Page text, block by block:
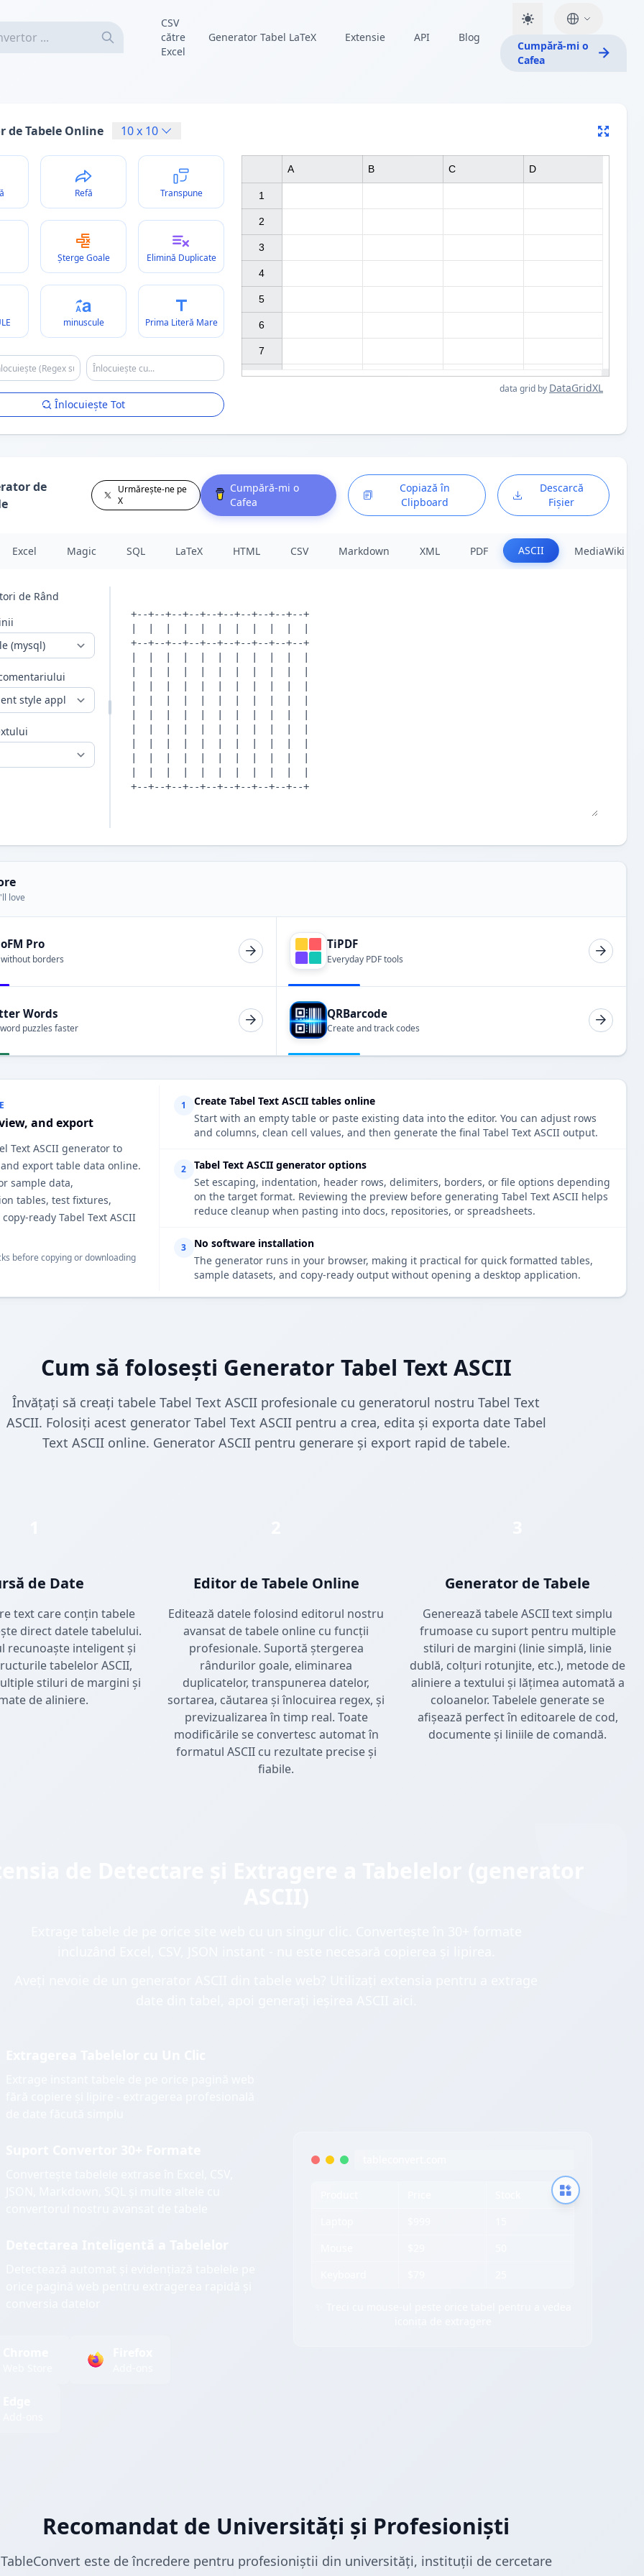
CSV
către
Excel
Generator Tabel LaTeX Extensie API Blog
Cumpără-mi o
Cafea
de Tabele Online 10x 10
Refă Transpune
Șterge Goale Elimină Duplicate
minuscule Prima Literă Mare
Înlocuiește Tot
data grid by DataGridXL
1
2
3
4
5
6
7
A B C D
de
Urmărește-ne pe
X
Cumpără-mi o
Cafea
Copiază în
Clipboard
Descarcă
Fișier
Excel Magic SQL LaTeX HTML CSV Markdown XML PDF ASCII MediaWiki
de Rând
love
Pro
borders
TiPDF
Everyday PDF tools
Words
puzzles faster
QRBarcode
Create and track codes
and export
Text ASCII generator to
export table data online.
sample data,
tables, test fixtures,
ready Tabel Text ASCII
before copying or downloading
1
Create Tabel Text ASCII tables online
Start with an empty table or paste existing data into the editor. You can adjust rows
and columns, clean cell values, and then generate the final Tabel Text ASCII output.
2
Tabel Text ASCII generator options
Set escaping, indentation, header rows, delimiters, borders, or file options depending
on the target format. Reviewing the preview before generating Tabel Text ASCII helps
reduce cleanup when pasting into docs, repositories, or spreadsheets.
3
No software installation
The generator runs in your browser, making it practical for quick formatted tables,
sample datasets, and copy-ready output without opening a desktop application.
Cum să folosești Generator Tabel Text ASCII
Învățați să creați tabele Tabel Text ASCII profesionale cu generatorul nostru Tabel Text
ASCII. Folosiți acest generator Tabel Text ASCII pentru a crea, edita și exporta date Tabel
Text ASCII online. Generator ASCII pentru generare și export rapid de tabele.
de Date
text care conțin tabele
direct datele tabelului.
recunoaște inteligent și
tabelelor ASCII,
stiluri de margini și
de aliniere.
Editor de Tabele Online
Editează datele folosind editorul nostru
avansat de tabele online cu funcții
profesionale. Suportă ștergerea
rândurilor goale, eliminarea
duplicatelor, transpunerea datelor,
sortarea, căutarea și înlocuirea regex, și
previzualizarea în timp real. Toate
modificările se convertesc automat în
formatul ASCII cu rezultate precise și
fiabile.
Generator de Tabele
Generează tabele ASCII text simplu
frumoase cu suport pentru multiple
stiluri de margini (linie simplă, linie
dublă, colțuri rotunjite, etc.), metode de
aliniere a textului și lățimea automată a
coloanelor. Tabelele generate se
afișează perfect în editoarele de cod,
documente și liniile de comandă.
Recomandat de Universități și Profesioniști
TableConvert este de încredere pentru profesioniștii din universități, instituții de cercetare